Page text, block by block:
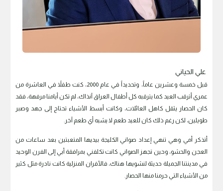
علي الحياني
قبل خمسة وعشرين عاماً، وتحديداً في عام 2000، كنت طفلاً في العاشرة من
عمري أترقب العيد كما يترقبه كل أطفال العراق آنذاك، لم تكن أيامنا مرفهة، فقد
كان الحصار يثقل كاهل العائلات، وكانت أبسط الأشياء تحتاج إلى جهد وصبر
طويلين، لكن رغم ذلك كان للعيد طعم لا يشبه أي طعم آخر.
أتذكر أمي وهي تنهي إعداد صواني الكليجة بيديها المتعبتين بعد ساعات من
العجن والحشو، وحين تجهز الصواني كانت تكلفني بمرافقة أبي إلى الفرن الوحيد
في مدينتنا الجميلة حديثة لنشويها هناك، فالأفران المنزلية كانت نادرة مثل كثير
من الأشياء التي حرمنا منها الحصار.